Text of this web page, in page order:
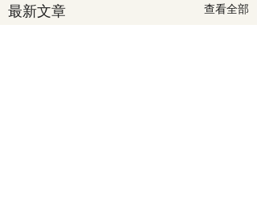
最新文章 查看全部